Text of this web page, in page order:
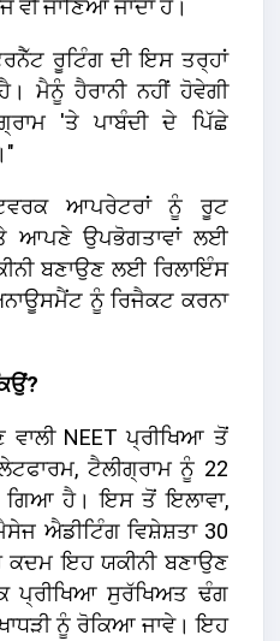
ਜਾਣਿਆ ਜਾਂਦਾ ਹੈ।
ਰੂਟਿੰਗ ਦੀ ਇਸ ਤਰ੍ਹਾਂ
ਮੈਨੂੰ ਹੈਰਾਨੀ ਨਹੀਂ ਹੋਵੇਗੀ
'ਤੇ ਪਾਬੰਦੀ ਦੇ ਪਿੱਛੇ
ਆਪਰੇਟਰਾਂ ਨੂੰ ਰੂਟ
ਆਪਣੇ ਉਪਭੋਗਤਾਵਾਂ ਲਈ
ਬਣਾਉਣ ਲਈ ਰਿਲਾਇੰਸ
ਨੂੰ ਰਿਜੈਕਟ ਕਰਨਾ
NEET ਪ੍ਰੀਖਿਆ ਤੋਂ
ਟੈਲੀਗ੍ਰਾਮ ਨੂੰ 22
ਗਿਆ ਹੈ। ਇਸ ਤੋਂ ਇਲਾਵਾ,
ਐਡੀਟਿੰਗ ਵਿਸ਼ੇਸ਼ਤਾ 30
ਇਹ ਯਕੀਨੀ ਬਣਾਉਣ
ਸੁਰੱਖਿਅਤ ਢੰਗ
ਨੂੰ ਰੋਕਿਆ ਜਾਵੇ। ਇਹ